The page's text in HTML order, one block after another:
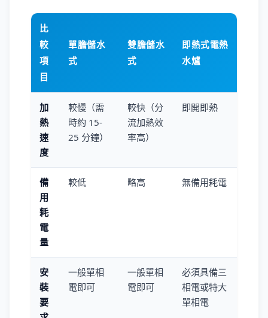
比
較
項
目
單膽儲水
式
雙膽儲水
式
即熱式電熱
水爐
加
熱
速
度
較慢（需
時約 15-
25 分鐘）
較快（分
流加熱效
率高）
即開即熱
備
用
耗
電
量
較低 略高 無備用耗電
安
裝
要
一般單相
電即可
一般單相
電即可
必須具備三
相電或特大
單相電